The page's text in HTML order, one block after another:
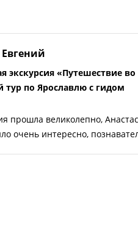
экскурсия «Путешествие
тур по Ярославлю с гидом
прошла великолепно,
очень интересно,